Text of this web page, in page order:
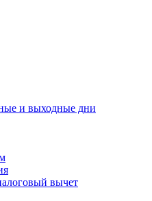
и выходные дни
вычет